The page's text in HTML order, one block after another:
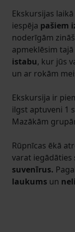
Ekskursijas
iespēja pašiem
noderīgām
apmeklēsim
istabu, kur jūs
un ar rokām
Ekskursija ir
ilgst aptuveni 1
Mazākām
Rūpnīcas ēkā
varat iegādāties
suvenīrus.
laukums un